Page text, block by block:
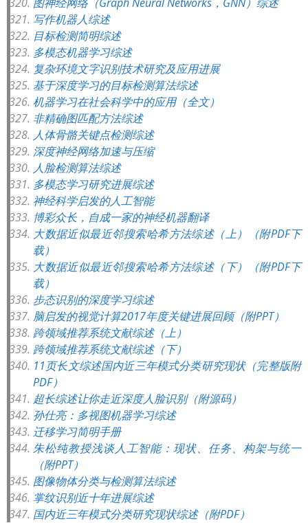
写作机器人综述
目标检测简明综述
多模态机器学习综述
复杂环境文字识别技术研究及应用进展
基于深度学习的目标检测算法综述
机器学习在社会科学中的应用（全文）
非精确图匹配方法综述
人体骨骼关键点检测综述
深度神经网络加速与压缩
人脸检测算法综述
多模态学习研究进展综述
神经科学启发的人工智能
博彩众长，自成一家的神经机器翻译
大数据近似最近邻搜索哈希方法综述（上）（附PDF下
载）
大数据近似最近邻搜索哈希方法综述（下）（附PDF下
载）
步态识别的深度学习综述
脑启发的视觉计算2017年度关键进展回顾（附PPT）
跨领域推荐系统文献综述（上）
跨领域推荐系统文献综述（下）
11页长文综述国内近三年模式分类研究现状（完整版附
PDF）
超长综述让你走近深度人脸识别（附源码）
孙仕亮：多视图机器学习综述
迁移学习简明手册
朱松纯教授浅谈人工智能：现状、任务、构架与统一
（附PPT）
图像物体分类与检测算法综述
掌纹识别近十年进展综述
国内近三年模式分类研究现状综述（附PDF）